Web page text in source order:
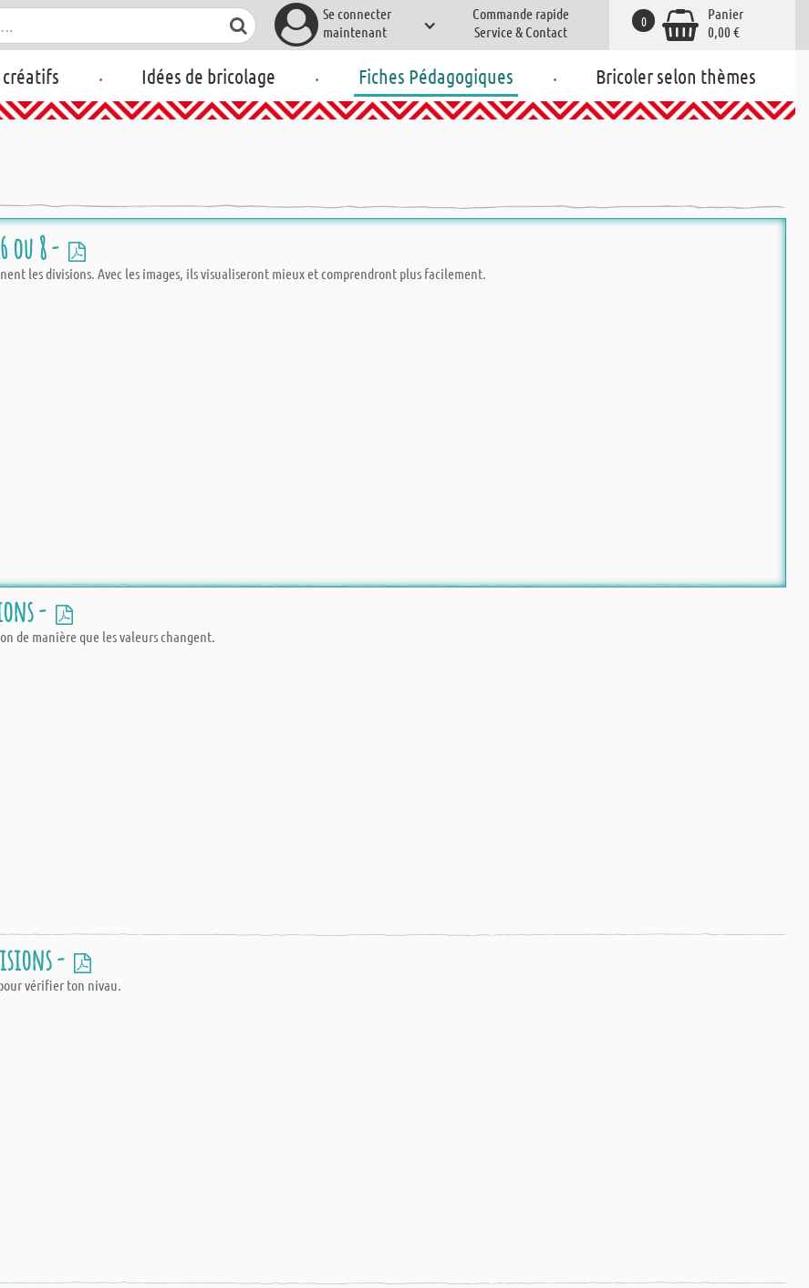
Se connecter
maintenant
Commande rapide
Service & Contact
Panier
0,00 €
0
. Idées de bricolage . Fiches Pédagogiques . Bricoler selon thèmes
ou 8 -
les divisions. Avec les images, ils visualiseront mieux et comprendront plus facilement.
-
de manière que les valeurs changent.
-
vérifier ton nivau.